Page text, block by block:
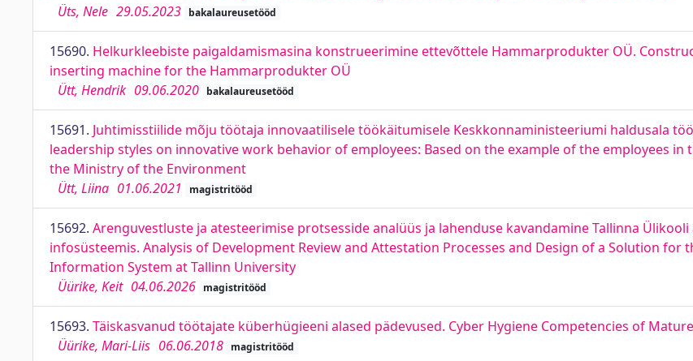
Üts, Nele 29.05.2023 bakalaureusetööd
15690. Helkurkleebiste paigaldamismasina konstrueerimine ettevõttele Hammarprodukter OÜ.
inserting machine for the Hammarprodukter OÜ
Ütt, Hendrik 09.06.2020 bakalaureusetööd
15691. Juhtimisstiilide mõju töötaja innovaatilisele töökäitumisele Keskkonnaministeeriumi haldusala
leadership styles on innovative work behavior of employees: Based on the example of the employees
the Ministry of the Environment
Ütt, Liina 01.06.2021 magistritööd
15692. Arenguvestluste ja atesteerimise protsesside analüüs ja lahenduse kavandamine Tallinna
infosüsteemis. Analysis of Development Review and Attestation Processes and Design of a Solution for
Information System at Tallinn University
Üürike, Keit 04.06.2026 magistritööd
15693. Täiskasvanud töötajate küberhügieeni alased pädevused. Cyber Hygiene Competencies of
Üürike, Mari-Liis 06.06.2018 magistritööd